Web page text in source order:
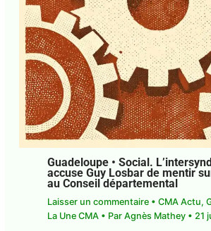
Guadeloupe • Social.
accuse Guy Losbar de mentir
au Conseil départemental
Laisser un commentaire • CMA Actu,
La Une CMA• Par Agnès Mathey • 21